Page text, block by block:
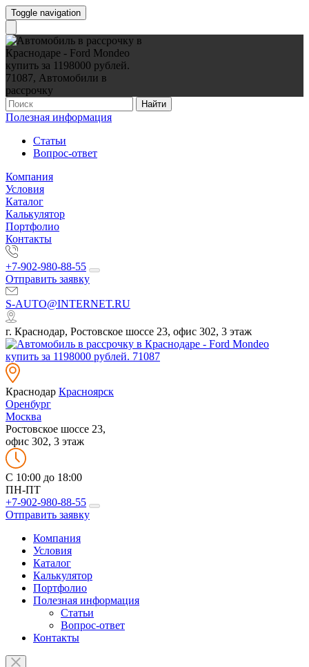
Toggle navigation
Найти
Полезная информация
Статьи
Вопрос-ответ
Компания
Условия
Каталог
Калькулятор
Портфолио
Контакты
+7-902-980-88-55
Отправить заявку
S-AUTO@INTERNET.RU
г. Краснодар, Ростовское шоссе 23, офис 302, 3 этаж
Краснодар Красноярск
Оренбург
Москва
Ростовское шоссе 23,
офис 302, 3 этаж
C 10:00 до 18:00
ПН-ПТ
+7-902-980-88-55
Отправить заявку
Компания
Условия
Каталог
Калькулятор
Портфолио
Полезная информация
Статьи
Вопрос-ответ
Контакты